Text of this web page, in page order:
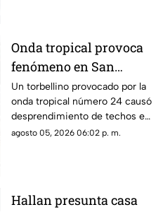
Onda tropical provoca
fenómeno en San
Cristóbal: torbellino
desprende techos de
locales y derriba
árboles
Un torbellino provocado por la
onda tropical número 24 causó
desprendimiento de techos en
un mercado y la caída de
agosto 05, 2026 06:02 p. m.
Hallan presunta casa